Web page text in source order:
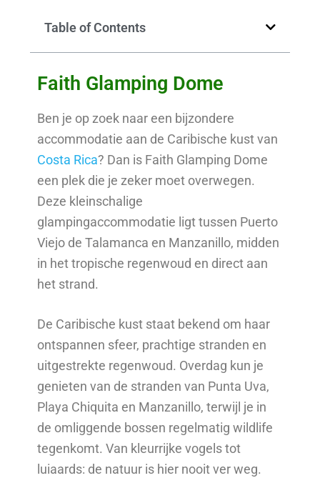
Table of Contents
Faith Glamping Dome
Ben je op zoek naar een bijzondere
accommodatie aan de Caribische kust van
Costa Rica? Dan is Faith Glamping Dome
een plek die je zeker moet overwegen.
Deze kleinschalige
glampingaccommodatie ligt tussen Puerto
Viejo de Talamanca en Manzanillo, midden
in het tropische regenwoud en direct aan
het strand.
De Caribische kust staat bekend om haar
ontspannen sfeer, prachtige stranden en
uitgestrekte regenwoud. Overdag kun je
genieten van de stranden van Punta Uva,
Playa Chiquita en Manzanillo, terwijl je in
de omliggende bossen regelmatig wildlife
tegenkomt. Van kleurrijke vogels tot
luiaards: de natuur is hier nooit ver weg.